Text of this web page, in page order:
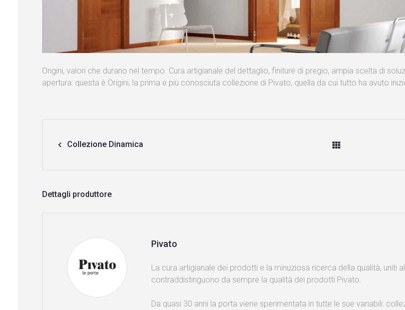
Origini, valori che durano nel tempo. Cura artigianale del dettaglio, finiture di pregio, ampia scelta di
apertura: questa è Origini, la prima e più conosciuta collezione di Pivato, quella da cui tutto ha avuto
Collezione Dinamica
Dettagli produttore
Pivato
La cura artigianale dei prodotti e la minuziosa ricerca della qualità, uniti
contraddistinguono da sempre la qualità dei prodotti Pivato.
Da quasi 30 anni la porta viene sperimentata in tutte le sue variabili: